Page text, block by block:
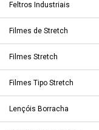
Feltros Industriais
Filmes de Stretch
Filmes Stretch
Filmes Tipo Stretch
Lençóis Borracha